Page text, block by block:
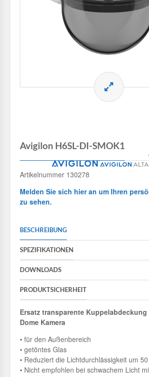
Avigilon H6SL-DI-SMOK1
Artikelnummer 130278
Melden Sie sich hier an um Ihren
zu sehen.
BESCHREIBUNG
SPEZIFIKATIONEN
DOWNLOADS
PRODUKTSICHERHEIT
Ersatz transparente Kuppelabdeckung
Dome Kamera
• für den Außenbereich
• getöntes Glas
• Reduziert die Lichtdurchlässigkeit um
• Nicht empfohlen bei schwachem Licht